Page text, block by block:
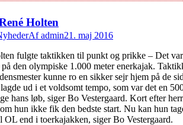
Holten
Afadmin21. maj 2016
fulgte taktikken til punkt og prikke – Det
den olympiske 1.000 meter enerkajak.
kunne ro en sikker sejr hjem på
ud i et voldsomt tempo, som var det en
hans løb, siger Bo Vestergaard. Kort efter
hun ikke fik den bedste start. Nu kan hun
end i toerkajakken, siger Bo Vestergaard.